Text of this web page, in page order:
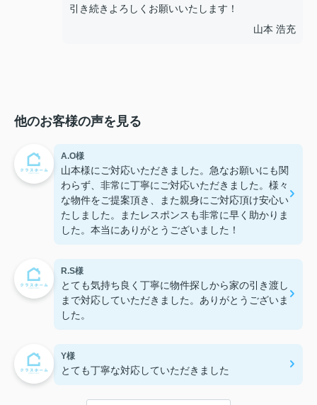
引き続きよろしくお願いいたします！
山本 浩充
他のお客様の声を見る
A.O様
山本様にご対応いただきました。急なお願いにも関
わらず、非常に丁寧にご対応いただきました。様々
な物件をご提案頂き、また親身にご対応頂け安心い
たしました。またレスポンスも非常に早く助かりま
した。本当にありがとうございました！
R.S様
とても気持ち良く丁寧に物件探しから家の引き渡し
まで対応していただきました。ありがとうございま
した。
Y様
とても丁寧な対応していただきました